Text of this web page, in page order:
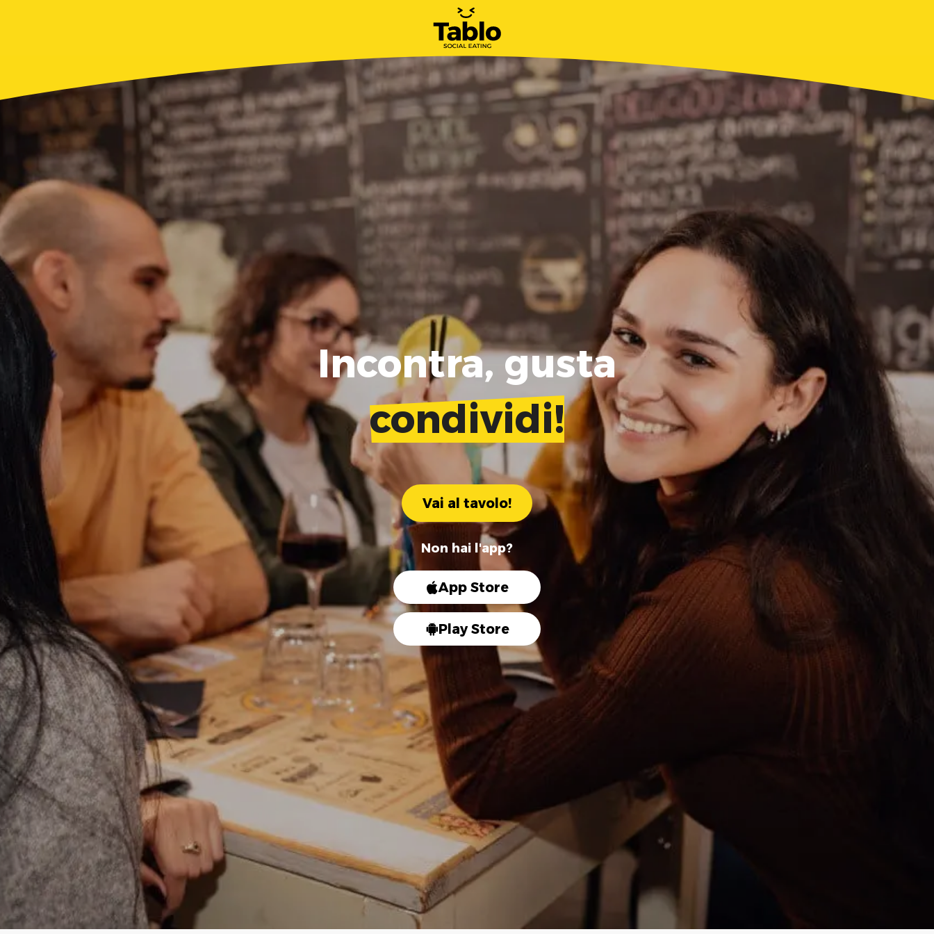
Incontra, gusta
condividi!
Vai al tavolo!
Non hai l'app?
App Store
Play Store